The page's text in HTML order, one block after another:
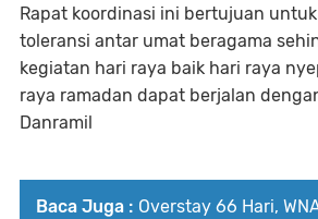
Rapat koordinasi ini bertujuan
toleransi antar umat beragama
kegiatan hari raya baik hari raya
raya ramadan dapat berjalan
Danramil
Baca Juga : Overstay 66 Hari,